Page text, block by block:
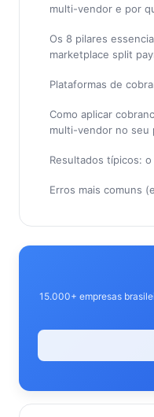
multi-vendor e por
Os 8 pilares
marketplace split
Plataformas de
Como aplicar
multi-vendor no seu
Resultados típicos:
Erros mais comuns
15.000+ empresas